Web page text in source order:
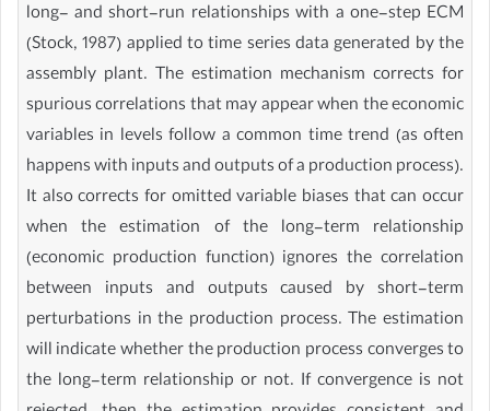
long- and short-run relationships with a one-step ECM
(Stock, 1987) applied to time series data generated by the
assembly plant. The estimation mechanism corrects for
spurious correlations that may appear when the economic
variables in levels follow a common time trend (as often
happens with inputs and outputs of a production process).
It also corrects for omitted variable biases that can occur
when the estimation of the long-term relationship
(economic production function) ignores the correlation
between inputs and outputs caused by short-term
perturbations in the production process. The estimation
will indicate whether the production process converges to
the long-term relationship or not. If convergence is not